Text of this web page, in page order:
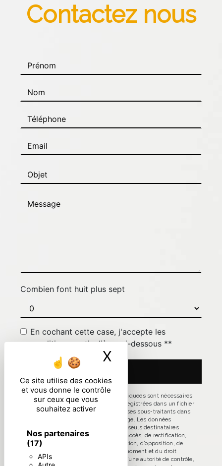
Ce site utilise des cookies
et vous donne le contrôle
sur ceux que vous
souhaitez activer
Nos partenaires
(17)
APIs
X Masquer le
Contactez nous
Combien font huit plus sept
En cochant cette case, j'accepte les
conditions particulières ci-dessous **
** Les données personnelles communiquées sont nécessaires
aux fins de vous contacter et sont enregistrées dans un fichier
informatisé. Elles sont destinées à et ses sous-traitants dans
le seul but de répondre à votre message. Les données
collectées seront communiquées aux seuls destinataires
suivants: . Vous disposez de droits d’accès, de rectification,
d’effacement, de portabilité, de limitation, d’opposition, de
retrait de votre consentement à tout moment et du droit
d’introduire une réclamation auprès d’une autorité de contrôle,